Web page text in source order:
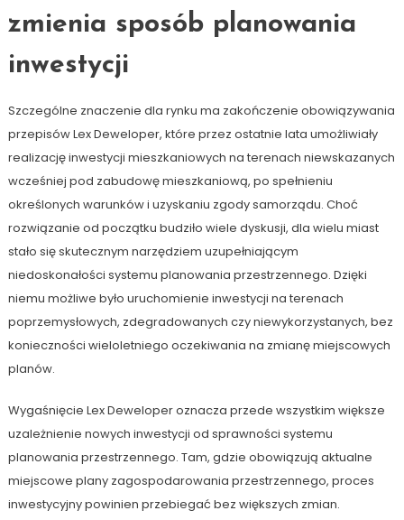
zmienia sposób planowania
inwestycji
Szczególne znaczenie dla rynku ma zakończenie obowiązywania
przepisów Lex Deweloper, które przez ostatnie lata umożliwiały
realizację inwestycji mieszkaniowych na terenach niewskazanych
wcześniej pod zabudowę mieszkaniową, po spełnieniu
określonych warunków i uzyskaniu zgody samorządu. Choć
rozwiązanie od początku budziło wiele dyskusji, dla wielu miast
stało się skutecznym narzędziem uzupełniającym
niedoskonałości systemu planowania przestrzennego. Dzięki
niemu możliwe było uruchomienie inwestycji na terenach
poprzemysłowych, zdegradowanych czy niewykorzystanych, bez
konieczności wieloletniego oczekiwania na zmianę miejscowych
planów.
Wygaśnięcie Lex Deweloper oznacza przede wszystkim większe
uzależnienie nowych inwestycji od sprawności systemu
planowania przestrzennego. Tam, gdzie obowiązują aktualne
miejscowe plany zagospodarowania przestrzennego, proces
inwestycyjny powinien przebiegać bez większych zmian.